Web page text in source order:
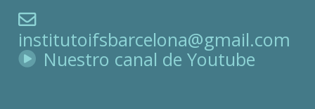
institutoifsbarcelona@gmail.com
Nuestro canal de Youtube